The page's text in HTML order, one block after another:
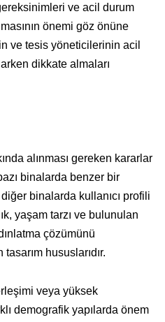
ve acil durum
önemi göz önüne
ve tesis yöneticilerinin acil
dikkate almaları
alınması gereken kararlar
binalarda benzer bir
binalarda kullanıcı profili
yaşam tarzı ve bulunulan
çözümünü
hususlarıdır.
veya yüksek
demografik yapılarda önem